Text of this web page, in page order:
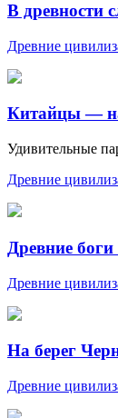
В древности
Древние
Китайцы —
Удивительные
Древние
Древние
Древние
На берег
Древние